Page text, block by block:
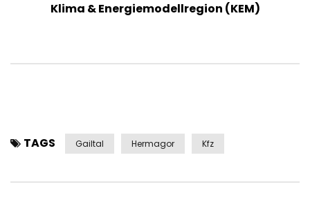
Klima & Energiemodellregion (KEM)
TAGS Gailtal Hermagor Kfz